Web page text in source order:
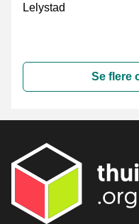
Lelystad
Se flere